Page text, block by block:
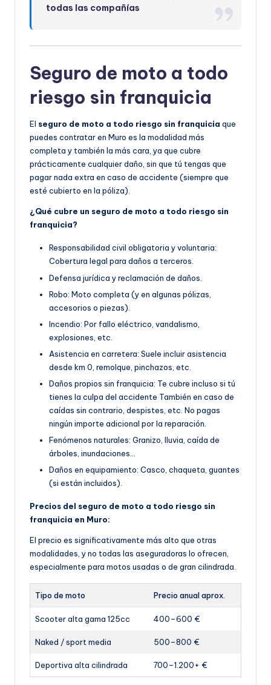
todas las compañías
Seguro de moto a todo
riesgo sin franquicia
El seguro de moto a todo riesgo sin franquicia que
puedes contratar en Muro es la modalidad más
completa y también la más cara, ya que cubre
prácticamente cualquier daño, sin que tú tengas que
pagar nada extra en caso de accidente (siempre que
esté cubierto en la póliza).
¿Qué cubre un seguro de moto a todo riesgo sin
franquicia?
Responsabilidad civil obligatoria y voluntaria:
Cobertura legal para daños a terceros.
Defensa jurídica y reclamación de daños.
Robo: Moto completa (y en algunas pólizas,
accesorios o piezas).
Incendio: Por fallo eléctrico, vandalismo,
explosiones, etc.
Asistencia en carretera: Suele incluir asistencia
desde km 0, remolque, pinchazos, etc.
Daños propios sin franquicia: Te cubre incluso si tú
tienes la culpa del accidente También en caso de
caídas sin contrario, despistes, etc. No pagas
ningún importe adicional por la reparación.
Fenómenos naturales: Granizo, lluvia, caída de
árboles, inundaciones…
Daños en equipamiento: Casco, chaqueta, guantes
(si están incluidos).
Precios del seguro de moto a todo riesgo sin
franquicia en Muro:
El precio es significativamente más alto que otras
modalidades, y no todas las aseguradoras lo ofrecen,
especialmente para motos usadas o de gran cilindrada.
Tipo de moto Precio anual aprox.
Scooter alta gama 125cc 400–600 €
Naked / sport media 500–800 €
Deportiva alta cilindrada 700–1.200+ €